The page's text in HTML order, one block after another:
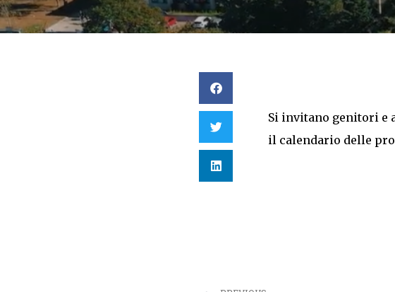
Si invitano genitori e
il calendario delle